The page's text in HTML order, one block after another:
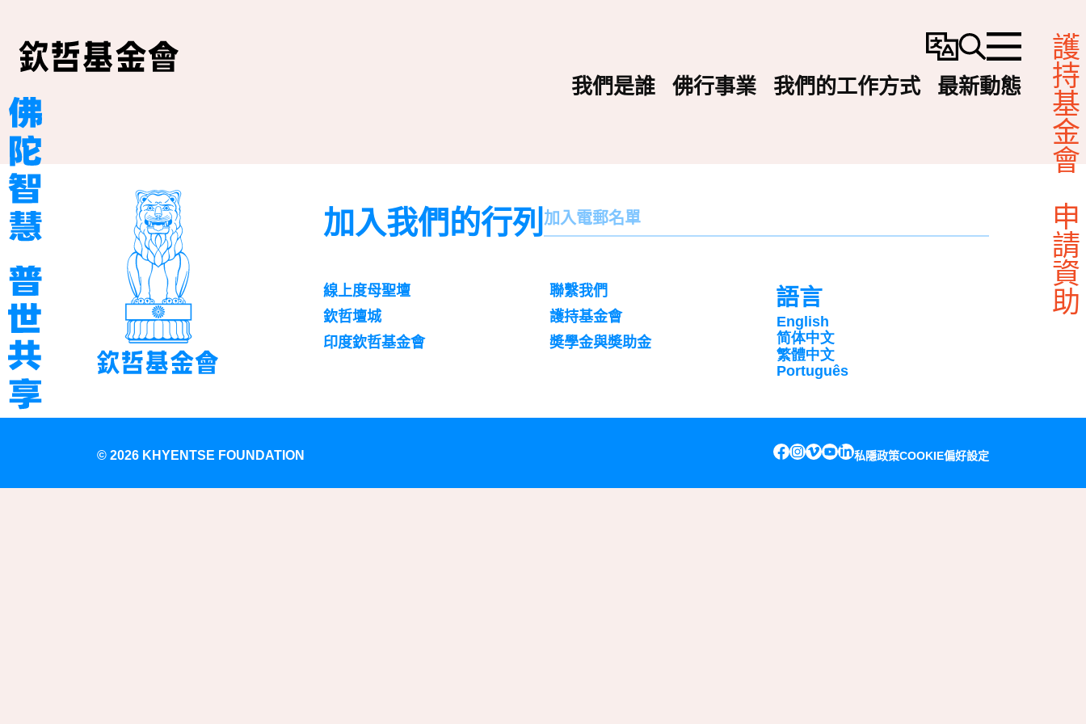
變
搜
選
我們是誰 佛行事業 我們的工作方式 最新動態
加入我們的行列
名
字
加入電郵名單
線上度母聖壇
欽哲壇城
印度欽哲基金會
聯繫我們
護持基金會
奬學金與奬助金
語言
English
简体中文
繁體中文
Português
FACEBOOK
INSTAGRAM
VIMEO
YOUTUBE
LINKEDIN
私隱政策COOKIE偏好設定
© 2026 KHYENTSE FOUNDATION
護持基金會
申請資助